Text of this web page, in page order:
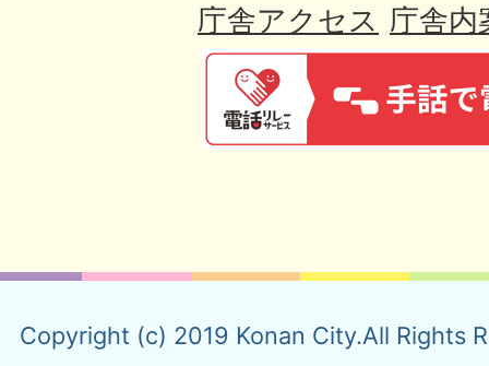
庁舎アクセス 庁舎内
Copyright (c) 2019 Konan City.All Rights